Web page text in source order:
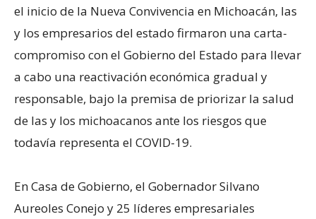
el inicio de la Nueva Convivencia en Michoacán, las
y los empresarios del estado firmaron una carta-
compromiso con el Gobierno del Estado para llevar
a cabo una reactivación económica gradual y
responsable, bajo la premisa de priorizar la salud
de las y los michoacanos ante los riesgos que
todavía representa el COVID-19.
En Casa de Gobierno, el Gobernador Silvano
Aureoles Conejo y 25 líderes empresariales